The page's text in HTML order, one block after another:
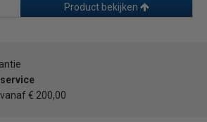
Product bekijken
vanaf € 200,00